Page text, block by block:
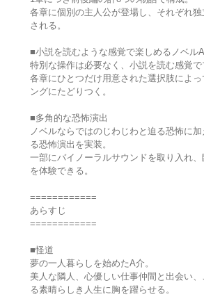
各章に個別の主人公が登場し、それぞれ
される。
■小説を読むような感覚で楽しめるノベル
特別な操作は必要なく、小説を読む感覚で
各章にひとつだけ用意された選択肢によ
ングにたどりつく。
■多角的な恐怖演出
ノベルならではのじわじわと迫る恐怖に
る恐怖演出を実装。
一部にバイノーラルサウンドを取り入れ
を体験できる。
============
あらすじ
============
■怪道
夢の一人暮らしを始めたA介。
美人な隣人、心優しい仕事仲間と出会い
る素晴らしき人生に胸を躍らせる。